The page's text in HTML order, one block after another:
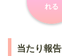
れる
当たり報告